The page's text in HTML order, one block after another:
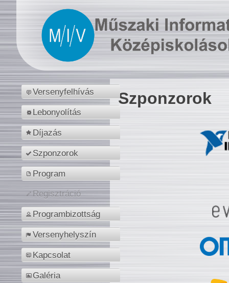
Versenyfelhívás
Lebonyolítás
Díjazás
Szponzorok
Program
Regisztráció
Programbizottság
Versenyhelyszín
Kapcsolat
Galéria
Szponzorok